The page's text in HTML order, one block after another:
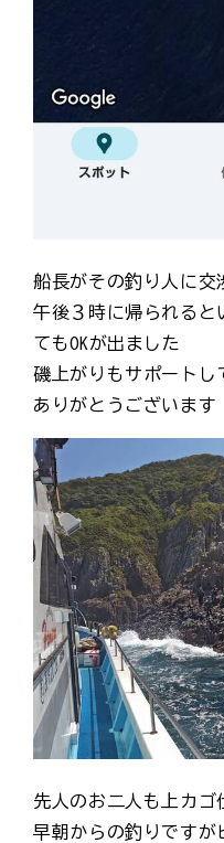
船長がその釣り人に交
午後３時に帰られると
てもOKが出ました
磯上がりもサポートし
ありがとうございます
先人のお二人も上カゴ
早朝からの釣りですが